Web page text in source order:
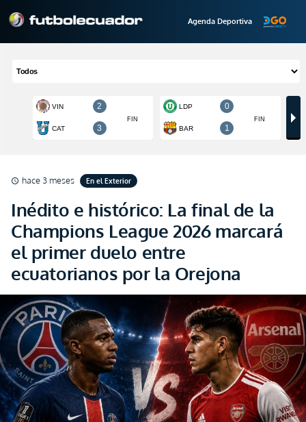
Agenda Deportiva
schedule hace 3 meses En el Exterior
Inédito e histórico: La final de la
Champions League 2026 marcará
el primer duelo entre
ecuatorianos por la Orejona